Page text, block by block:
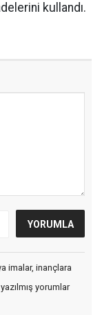
kullandı.
imalar, inançlara
yorumlar